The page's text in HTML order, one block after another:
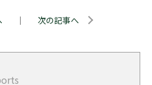
｜ 次の記事へ